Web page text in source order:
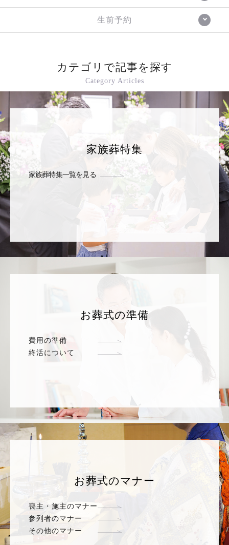
生前予約
カテゴリで記事を探す
Category Articles
家族葬特集
家族葬特集一覧を見る
お葬式の準備
費用の準備
終活について
お葬式のマナー
喪主・施主のマナー
参列者のマナー
その他のマナー